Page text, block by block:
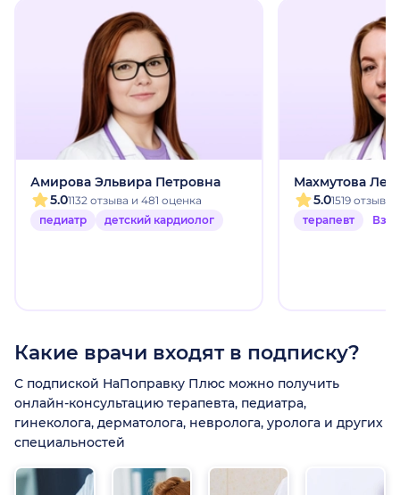
Амирова Эльвира Петровна
5.01132 отзыва и 481 оценка
педиатр
детский кардиолог
Махмутова
5.01519
терапевт
Какие врачи входят в подписку?
С подпиской НаПоправку Плюс можно получить
онлайн-консультацию терапевта, педиатра,
гинеколога, дерматолога, невролога, уролога и других
специальностей